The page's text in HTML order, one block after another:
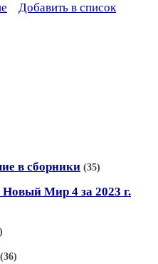
Добавить в список
в сборники (35)
Мир 4 за 2023 г.
(36)